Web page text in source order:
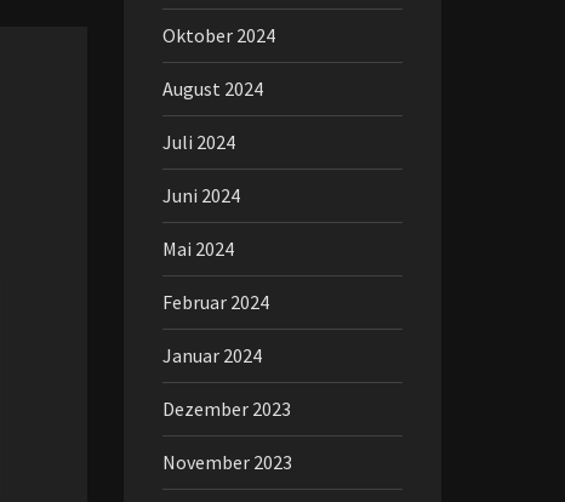
Oktober 2024
August 2024
Juli 2024
Juni 2024
Mai 2024
Februar 2024
Januar 2024
Dezember 2023
November 2023